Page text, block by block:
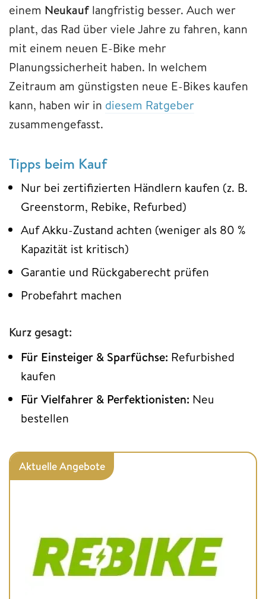
einem Neukauflangfristig besser. Auch wer
plant, das Rad über viele Jahre zu fahren, kann
mit einem neuen E-Bike mehr
Planungssicherheit haben. In welchem
Zeitraum am günstigsten neue E-Bikes kaufen
kann, haben wir in diesem Ratgeber
zusammengefasst.
Tipps beim Kauf
Nur bei zertifizierten Händlern kaufen (z. B.
Greenstorm, Rebike, Refurbed)
Auf Akku-Zustand achten (weniger als 80 %
Kapazität ist kritisch)
Garantie und Rückgaberecht prüfen
Probefahrt machen
Kurz gesagt:
Für Einsteiger & Sparfüchse: Refurbished
kaufen
Für Vielfahrer & Perfektionisten: Neu
bestellen
Aktuelle Angebote